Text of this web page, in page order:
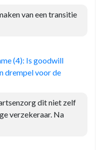
van een transitie
(4): Is goodwill
drempel voor de
dit niet zelf
verzekeraar. Na